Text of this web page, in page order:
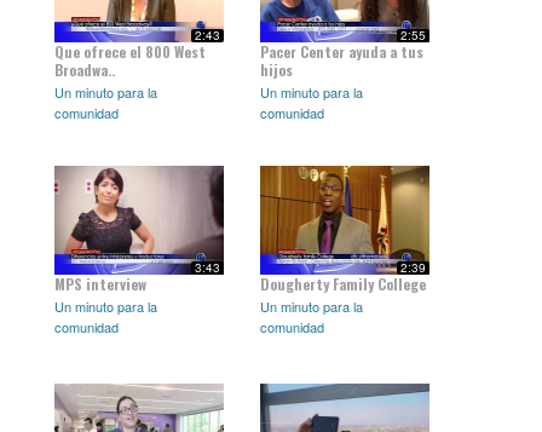
2:43
Que ofrece el 800 West
Broadwa..
Un minuto para la
comunidad
2:55
Pacer Center ayuda a tus
hijos
Un minuto para la
comunidad
3:43
MPS interview
Un minuto para la
comunidad
2:39
Dougherty Family College
Un minuto para la
comunidad